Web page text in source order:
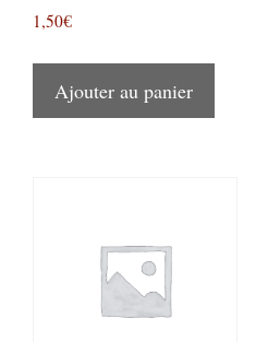
1,50€
Ajouter au panier